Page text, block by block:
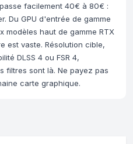
facilement 40€ à 80€ :
Du GPU d'entrée de gamme
haut de gamme RTX
est vaste. Résolution cible,
DLSS 4 ou FSR 4,
filtres sont là. Ne payez pas
carte graphique.